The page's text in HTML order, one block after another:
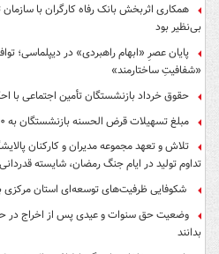
همکاری اثربخش بانک رفاه کارگران با
بی‌نظیر بود
پایان عصرِ «ابهام راهبردی» در دیپلماسی؛
«شفافیتِ ساختارمند»
حقوق خرداد بازنشستگان تأمین اجتماعی با
مبلغ تسهیلات قرض الحسنه بازنشستگان به ۶۰ میلیون تومان افزایش یافت
تلاش و تعهد مجموعه مدیران و کارکنان
تداوم تولید در ایام جنگ رمضان، شایسته
شکوفایی ظرفیت‌های توسعه‌ای استان مرکزی
وضعیت حق سنوات و عیدی پس از اخراج در حین
بدانند